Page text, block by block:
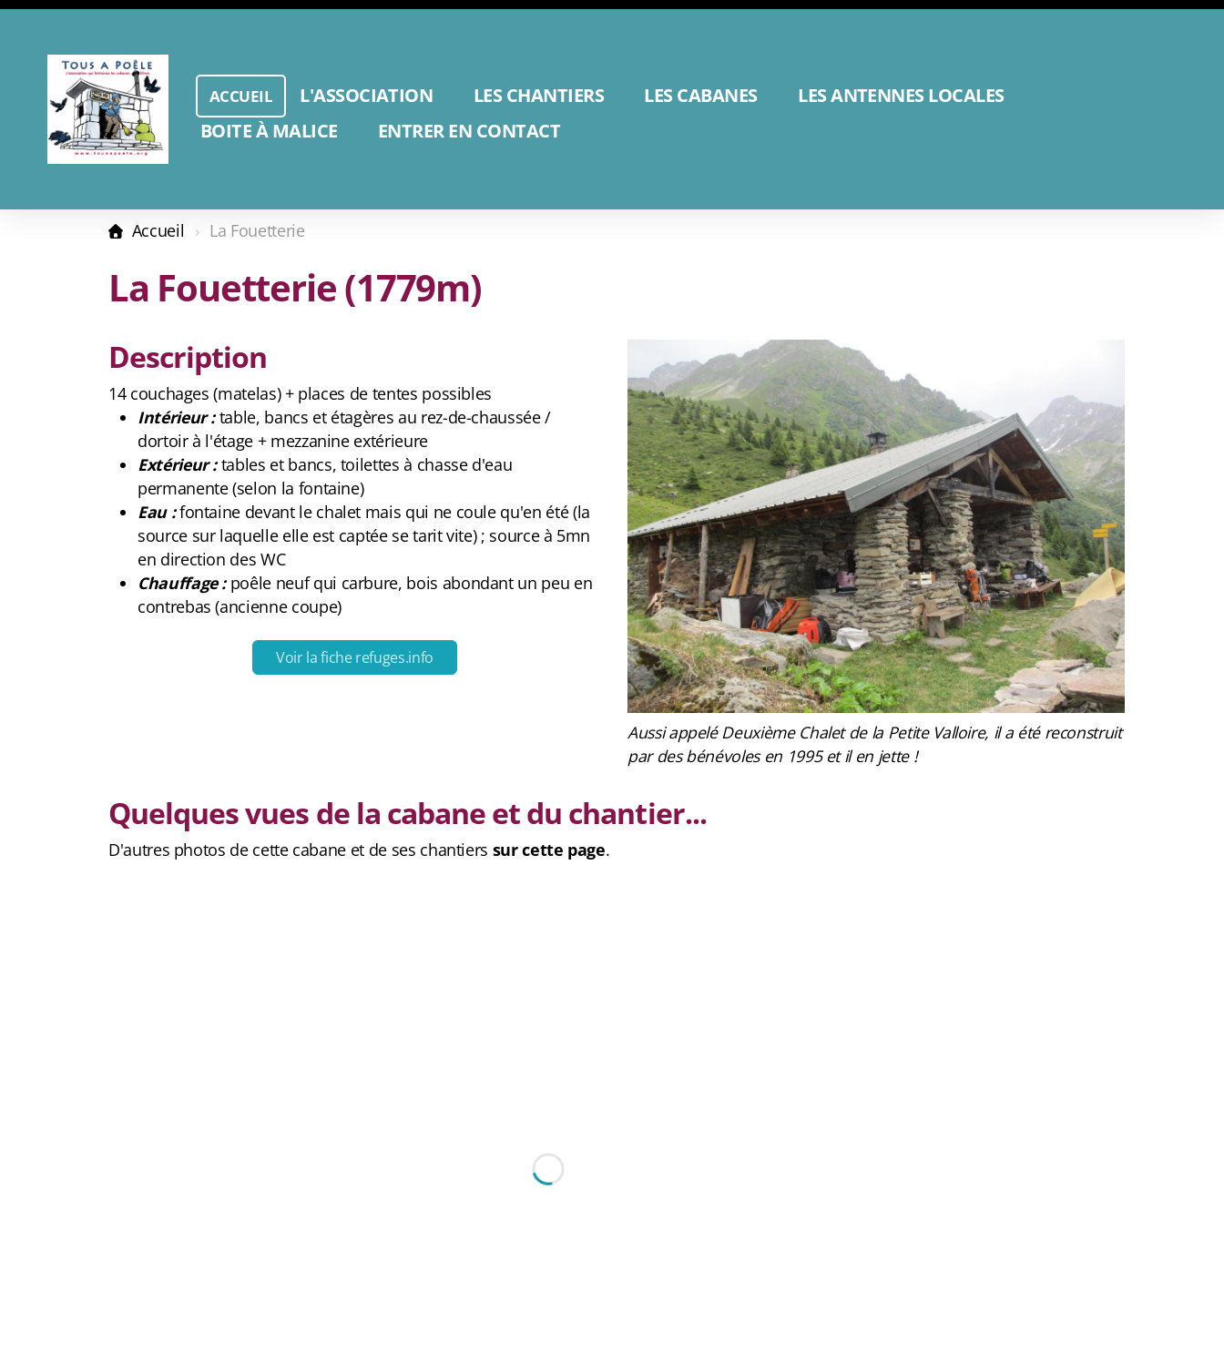
ACCUEIL L'ASSOCIATION LES CHANTIERS LES CABANES
LES ANTENNES LOCALES
BOITE À MALICE
ENTRER EN CONTACT
Accueil La Fouetterie
La Fouetterie (1779m)
Description
14 couchages (matelas) + places de tentes possibles
Intérieur :table, bancs et étagères au rez-de-chaussée /
dortoir à l'étage + mezzanine extérieure
Extérieur :tables et bancs, toilettes à chasse d'eau
permanente (selon la fontaine)
Eau :fontaine devant le chalet mais qui ne coule qu'en été (la
source sur laquelle elle est captée se tarit vite) ; source à 5mn
en direction des WC
Chauffage :poêle neuf qui carbure, bois abondant un peu en
contrebas (ancienne coupe)
Voir la fiche refuges.info
Aussi appelé Deuxième Chalet de la Petite Valloire, il a été reconstruit
par des bénévoles en 1995 et il en jette !
Quelques vues de la cabane et du chantier...
D'autres photos de cette cabane et de ses chantiers sur cette page.